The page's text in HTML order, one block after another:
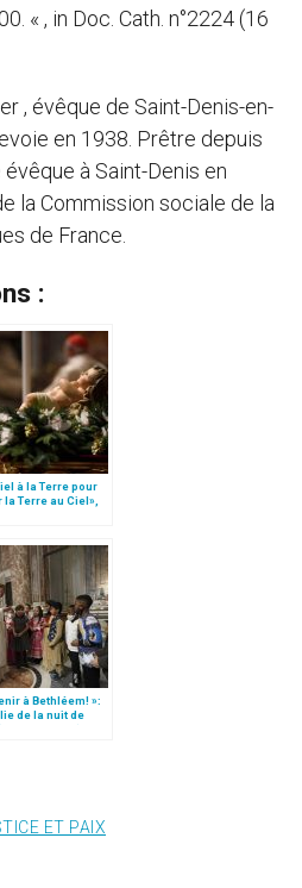
« , in Doc. Cath. n°2224 (16
, évêque de Saint-Denis-en-
en 1938. Prêtre depuis
à Saint-Denis en
la Commission sociale de la
de France.
:
à la Terre pour
la Terre au Ciel»,
à Bethléem! »:
de la nuit de
complet)
ET PAIX